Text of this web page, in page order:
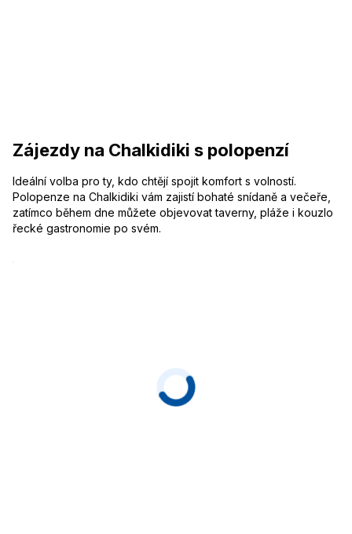
Zájezdy na Chalkidiki s polopenzí
Ideální volba pro ty, kdo chtějí spojit komfort s volností.
Polopenze na Chalkidiki vám zajistí bohaté snídaně a večeře,
zatímco během dne můžete objevovat taverny, pláže i kouzlo
řecké gastronomie po svém.